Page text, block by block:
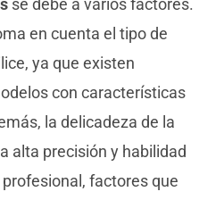
se debe a varios factores.
en cuenta el tipo de
ya que existen
con características
la delicadeza de la
alta precisión y habilidad
factores que